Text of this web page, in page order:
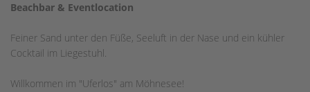
Beachbar & Eventlocation
Feiner Sand unter den Füße, Seeluft in der Nase und ein kühler
Cocktail im Liegestuhl.
Willkommen im "Uferlos" am Möhnesee!